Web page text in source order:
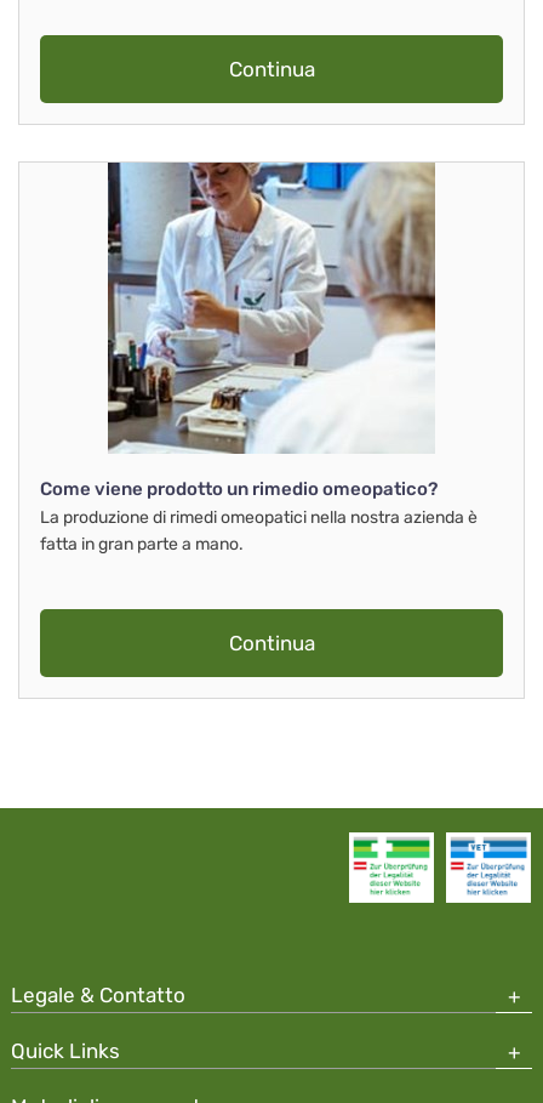
Continua
Come viene prodotto un rimedio omeopatico?
La produzione di rimedi omeopatici nella nostra azienda è
fatta in gran parte a mano.
Continua
Legale & Contatto
Quick Links